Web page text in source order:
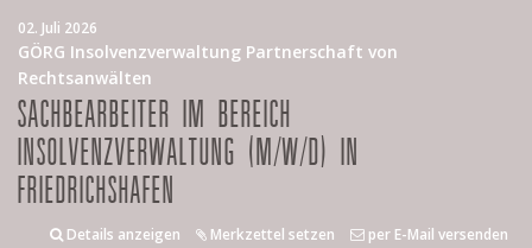
02. Juli 2026
GÖRG Insolvenzverwaltung Partnerschaft von
Rechtsanwälten
SACHBEARBEITER IM BEREICH
INSOLVENZVERWALTUNG (M/W/D) IN
FRIEDRICHSHAFEN
Details anzeigen Merkzettel setzen per E-Mail versenden